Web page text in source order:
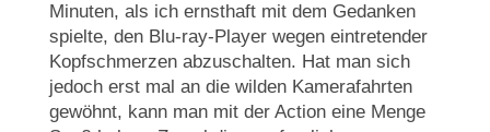
Minuten, als ich ernsthaft mit dem Gedanken
spielte, den Blu-ray-Player wegen eintretender
Kopfschmerzen abzuschalten. Hat man sich
jedoch erst mal an die wilden Kamerafahrten
gewöhnt, kann man mit der Action eine Menge